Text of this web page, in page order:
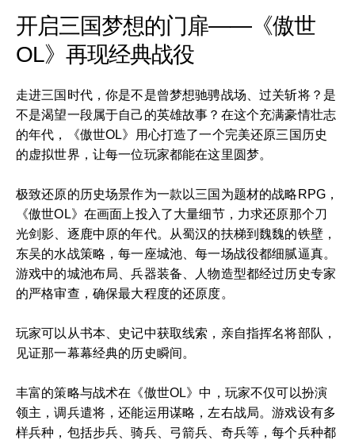
开启三国梦想的门扉——《傲世
OL》再现经典战役
走进三国时代，你是不是曾梦想驰骋战场、过关斩将？是
不是渴望一段属于自己的英雄故事？在这个充满豪情壮志
的年代，《傲世OL》用心打造了一个完美还原三国历史
的虚拟世界，让每一位玩家都能在这里圆梦。
极致还原的历史场景作为一款以三国为题材的战略RPG，
《傲世OL》在画面上投入了大量细节，力求还原那个刀
光剑影、逐鹿中原的年代。从蜀汉的扶梯到魏魏的铁壁，
东吴的水战策略，每一座城池、每一场战役都细腻逼真。
游戏中的城池布局、兵器装备、人物造型都经过历史专家
的严格审查，确保最大程度的还原度。
玩家可以从书本、史记中获取线索，亲自指挥名将部队，
见证那一幕幕经典的历史瞬间。
丰富的策略与战术在《傲世OL》中，玩家不仅可以扮演
领主，调兵遣将，还能运用谋略，左右战局。游戏设有多
样兵种，包括步兵、骑兵、弓箭兵、奇兵等，每个兵种都